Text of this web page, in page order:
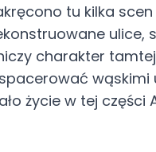
tu kilka
ulice,
charakter
wąskimi
życie w tej części